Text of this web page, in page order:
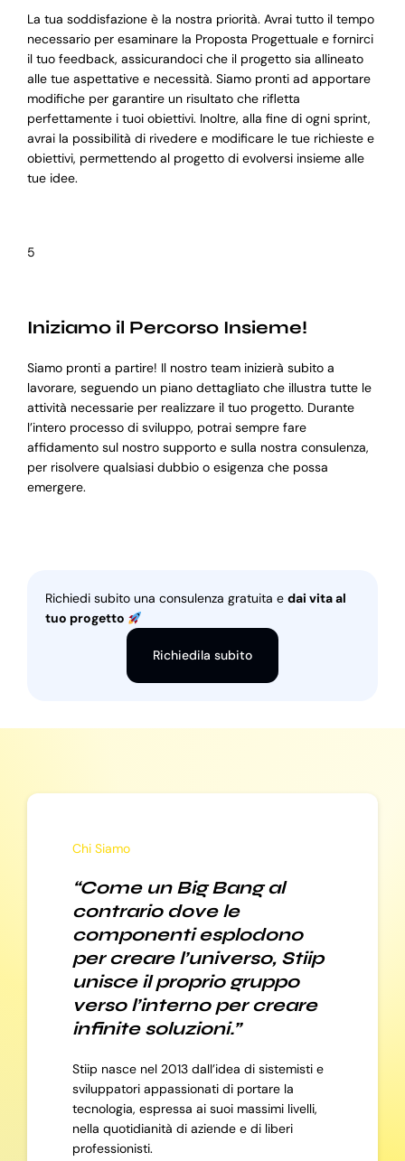
La tua soddisfazione è la nostra priorità. Avrai tutto il tempo
necessario per esaminare la Proposta Progettuale e fornirci
il tuo feedback, assicurandoci che il progetto sia allineato
alle tue aspettative e necessità. Siamo pronti ad apportare
modifiche per garantire un risultato che rifletta
perfettamente i tuoi obiettivi. Inoltre, alla fine di ogni sprint,
avrai la possibilità di rivedere e modificare le tue richieste e
obiettivi, permettendo al progetto di evolversi insieme alle
tue idee.
5
Iniziamo il Percorso Insieme!
Siamo pronti a partire! Il nostro team inizierà subito a
lavorare, seguendo un piano dettagliato che illustra tutte le
attività necessarie per realizzare il tuo progetto. Durante
l’intero processo di sviluppo, potrai sempre fare
affidamento sul nostro supporto e sulla nostra consulenza,
per risolvere qualsiasi dubbio o esigenza che possa
emergere.
Richiedi subito una consulenza gratuita e dai vita al
tuo progetto
Richiedila subito
Chi Siamo
“Come un Big Bang al
contrario dove le
componenti esplodono
per creare l’universo, Stiip
unisce il proprio gruppo
verso l’interno per creare
infinite soluzioni.”
Stiip nasce nel 2013 dall’idea di sistemisti e
sviluppatori appassionati di portare la
tecnologia, espressa ai suoi massimi livelli,
nella quotidianità di aziende e di liberi
professionisti.